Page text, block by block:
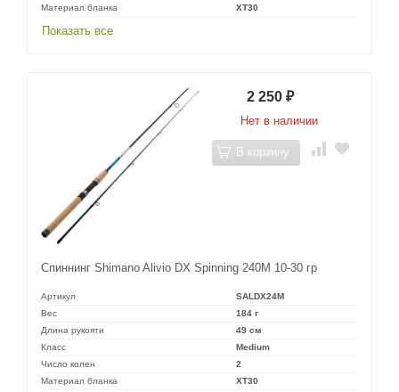
Материал бланка
XT30
Показать все
Спиннинг Shimano Alivio DX Spinning 240M 10-30 гр
Артикул
SALDX24M
Вес
184 г
Длина рукояти
49 см
Класс
Medium
Число колен
2
Материал бланка
XT30
2 250 ₽
Нет в наличии
В корзину